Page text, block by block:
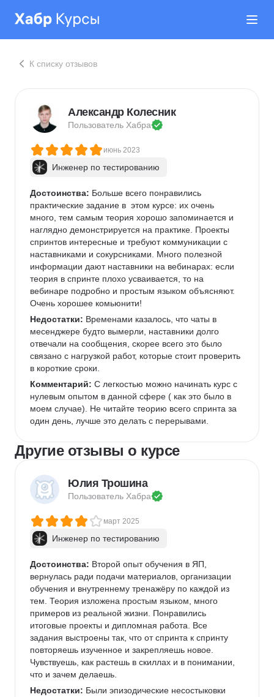
К списку отзывов
Александр Колесник
Пользователь Хабра
июнь 2023
Инженер по тестированию
Достоинства: Больше всего понравились
практические задание в  этом курсе: их очень
много, тем самым теория хорошо запоминается и
наглядно демонстрируется на практике. Проекты
спринтов интересные и требуют коммуникации с
наставниками и сокурсниками. Много полезной
информации дают наставники на вебинарах: если
теория в спринте плохо усваивается, то на
вебинаре подробно и простым языком объясняют.
Очень хорошее комьюнити!
Недостатки: Временами казалось, что чаты в
месенджере будто вымерли, наставники долго
отвечали на сообщения, скорее всего это было
связано с нагрузкой работ, которые стоит проверить
в короткие сроки.
Комментарий: С легкостью можно начинать курс с
нулевым опытом в данной сфере ( как это было в
моем случае). Не читайте теорию всего спринта за
один день, лучше это делать с перерывами.
Другие отзывы о курсе
Юлия Трошина
Пользователь Хабра
март 2025
Инженер по тестированию
Достоинства: Второй опыт обучения в ЯП,
вернулась ради подачи материалов, организации
обучения и внутреннему тренажёру по каждой из
тем. Теория изложена простым языком, много
примеров из реальной жизни. Понравились
итоговые проекты и дипломная работа. Все
задания выстроены так, что от спринта к спринту
повторяешь изученное и закрепляешь новое.
Чувствуешь, как растешь в скиллах и в понимании,
что и зачем делаешь.
Недостатки: Были эпизодические несостыковки